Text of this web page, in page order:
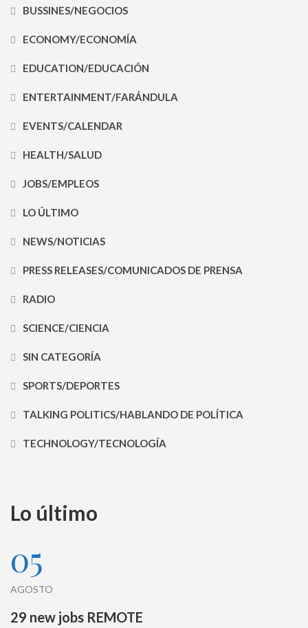
BUSSINES/NEGOCIOS
ECONOMY/ECONOMÍA
EDUCATION/EDUCACIÓN
ENTERTAINMENT/FARÁNDULA
EVENTS/CALENDAR
HEALTH/SALUD
JOBS/EMPLEOS
LO ÚLTIMO
NEWS/NOTICIAS
PRESS RELEASES/COMUNICADOS DE PRENSA
RADIO
SCIENCE/CIENCIA
SIN CATEGORÍA
SPORTS/DEPORTES
TALKING POLITICS/HABLANDO DE POLÍTICA
TECHNOLOGY/TECNOLOGÍA
Lo último
05
AGOSTO
29 new jobs REMOTE